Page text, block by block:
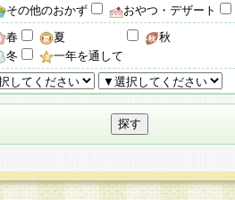
その他のおかず
おやつ・デザート
春 夏
秋
冬
一年を通して